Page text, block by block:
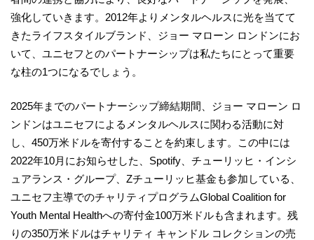
強化していきます。2012年よりメンタルヘルスに光を当てて
きたライフスタイルブランド、ジョー マローン ロンドンにお
いて、ユニセフとのパートナーシップは私たちにとって重要
な柱の1つになるでしょう。
2025年までのパートナーシップ締結期間、ジョー マローン ロ
ンドンはユニセフによるメンタルヘルスに関わる活動に対
し、450万米ドルを寄付することを約束します。この中には
2022年10月にお知らせした、Spotify、チューリッヒ・インシ
ュアランス・グループ、Zチューリッヒ基金も参加している、
ユニセフ主導でのチャリティプログラムGlobal Coalition for
Youth Mental Healthへの寄付金100万米ドルも含まれます。残
りの350万米ドルはチャリティ キャンドル コレクションの売